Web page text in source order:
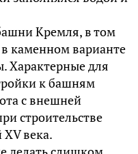
Кремля, в том
каменном варианте
Характерные для
к башням
с внешней
строительстве
XV века.